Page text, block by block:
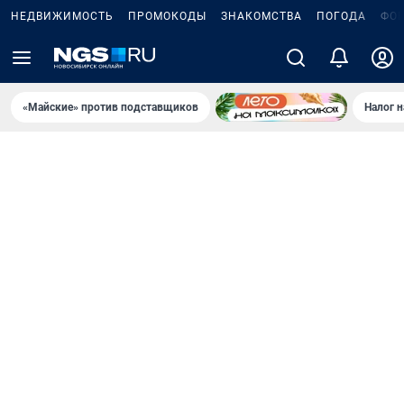
НЕДВИЖИМОСТЬ ПРОМОКОДЫ ЗНАКОМСТВА ПОГОДА
«Майские» против подставщиков Налог